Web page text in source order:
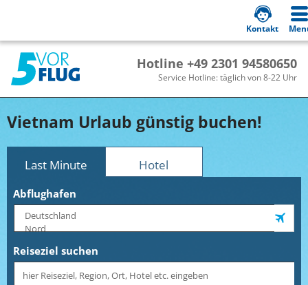
Hotline +49 2301 94580650
Service Hotline: täglich von 8-22 Uhr
Kontakt
Vietnam Urlaub günstig buchen!
Last Minute Hotel
Abflughafen
Reiseziel suchen